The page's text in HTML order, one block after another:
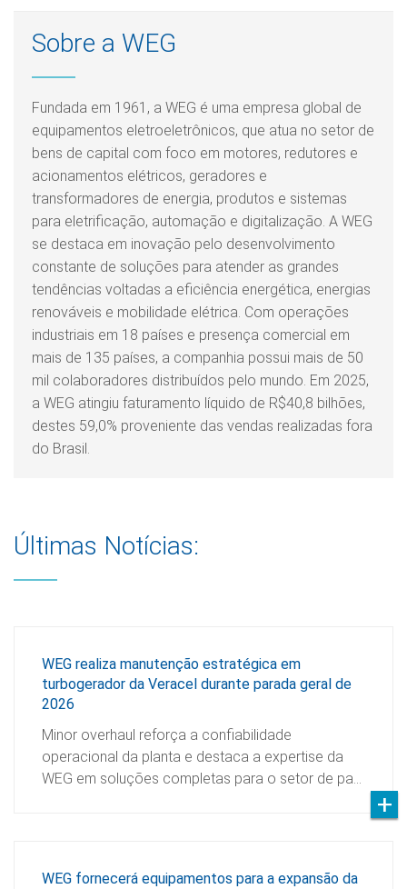
Sobre a WEG
Fundada em 1961, a WEG é uma empresa global de
equipamentos eletroeletrônicos, que atua no setor de
bens de capital com foco em motores, redutores e
acionamentos elétricos, geradores e
transformadores de energia, produtos e sistemas
para eletrificação, automação e digitalização. A WEG
se destaca em inovação pelo desenvolvimento
constante de soluções para atender as grandes
tendências voltadas a eficiência energética, energias
renováveis e mobilidade elétrica. Com operações
industriais em 18 países e presença comercial em
mais de 135 países, a companhia possui mais de 50
mil colaboradores distribuídos pelo mundo. Em 2025,
a WEG atingiu faturamento líquido de R$40,8 bilhões,
destes 59,0% proveniente das vendas realizadas fora
do Brasil.
Últimas Notícias:
WEG realiza manutenção estratégica em
turbogerador da Veracel durante parada geral de
2026
Minor overhaul reforça a confiabilidade
operacional da planta e destaca a expertise da
WEG em soluções completas para o setor de pa…
WEG fornecerá equipamentos para a expansão da